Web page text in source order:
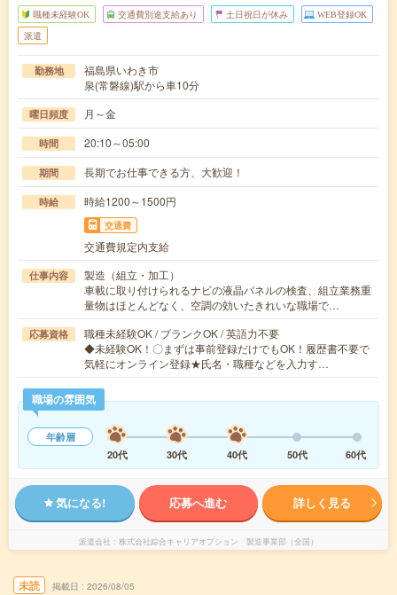
職種未経験OK 交通費別途支給あり 土日祝日が休み WEB登録OK
派遣
勤務地
福島県いわき市
泉(常磐線)駅から車10分
曜日頻度 月～金
時間 20:10～05:00
期間 長期でお仕事できる方、大歓迎！
時給 時給1200～1500円
交通費
交通費規定内支給
仕事内容
製造（組立・加工）
車載に取り付けられるナビの液晶パネルの検査、組立業務重
量物はほとんどなく、空調の効いたきれいな職場で…
応募資格
職種未経験OK / ブランクOK / 英語力不要
◆未経験OK！〇まずは事前登録だけでもOK！履歴書不要で
気軽にオンライン登録★氏名・職種などを入力す…
職場の雰囲気
年齢層
20代
30代 40代 50代 60代
気になる! 応募へ進む 詳しく見る
派遣会社 株式会社綜合キャリアオプション 製造事業部（全国）
未読 掲載日 2026/08/05